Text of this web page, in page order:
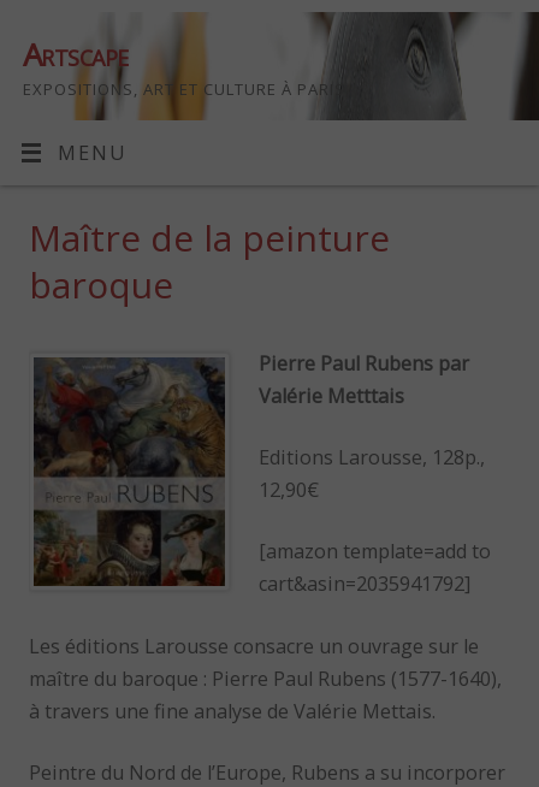
Artscape
EXPOSITIONS, ART ET CULTURE À PARIS
MENU
Maître de la peinture
baroque
Pierre Paul Rubens par
Valérie Metttais
Editions Larousse, 128p.,
12,90€
[amazon template=add to
cart&asin=2035941792]
Les éditions Larousse consacre un ouvrage sur le
maître du baroque : Pierre Paul Rubens (1577-1640),
à travers une fine analyse de Valérie Mettais.
Peintre du Nord de l’Europe, Rubens a su incorporer